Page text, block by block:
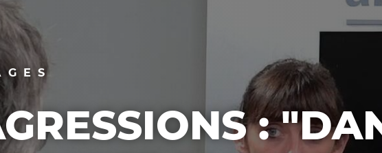
L'équipe
: